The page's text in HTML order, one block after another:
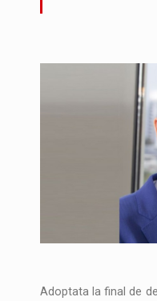
Adoptata la final de